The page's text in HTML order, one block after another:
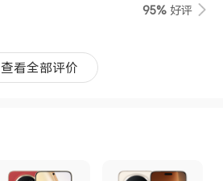
95% 好评
查看全部评价